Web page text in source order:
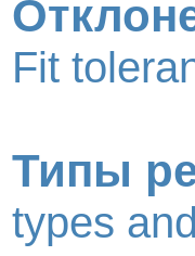
Fit
Типы
types